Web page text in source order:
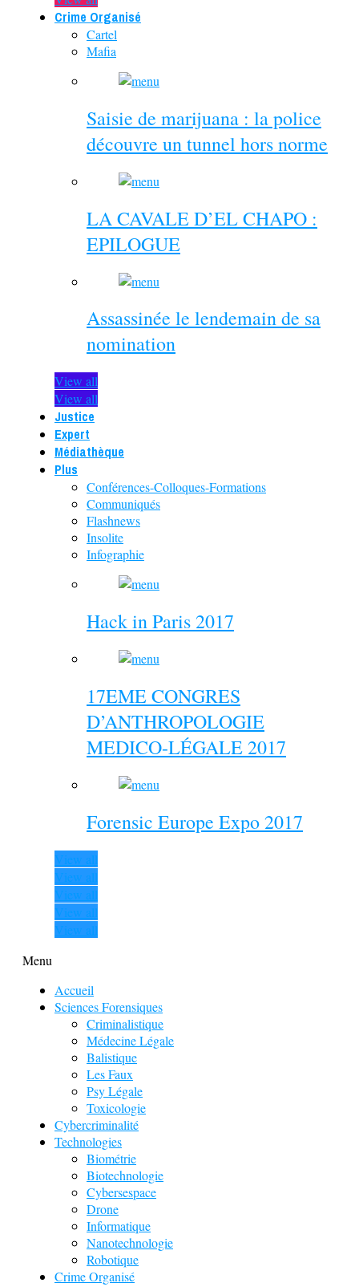
Crime Organisé
Cartel
Mafia
Saisie de marijuana : la police
découvre un tunnel hors norme
LA CAVALE D’EL CHAPO :
EPILOGUE
Assassinée le lendemain de sa
nomination
View all
View all
Justice
Expert
Médiathèque
Plus
Conférences-Colloques-Formations
Communiqués
Flashnews
Insolite
Infographie
Hack in Paris 2017
17EME CONGRES
D’ANTHROPOLOGIE
MEDICO-LÉGALE 2017
Forensic Europe Expo 2017
View all
View all
View all
View all
View all
Menu
Accueil
Sciences Forensiques
Criminalistique
Médecine Légale
Balistique
Les Faux
Psy Légale
Toxicologie
Cybercriminalité
Technologies
Biométrie
Biotechnologie
Cybersespace
Drone
Informatique
Nanotechnologie
Robotique
Crime Organisé